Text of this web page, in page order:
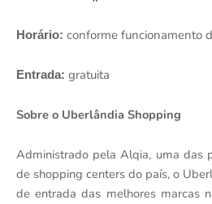
Horário: conforme funcionamento
Entrada: gratuita
Sobre o Uberlândia Shopping
Administrado pela Alqia, uma das
de shopping centers do país, o
de entrada das melhores marcas